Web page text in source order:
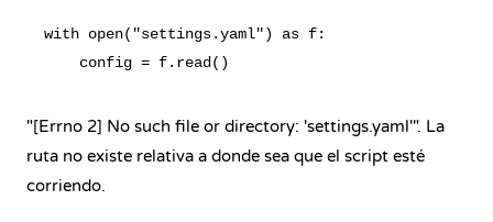
with open("settings.yaml") as f:
"[Errno 2] No such file or directory: 'settings.yaml'". La
ruta no existe relativa a donde sea que el script esté
corriendo.